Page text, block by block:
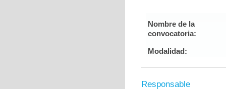
Nombre de la
convocatoria:
Modalidad:
Responsable